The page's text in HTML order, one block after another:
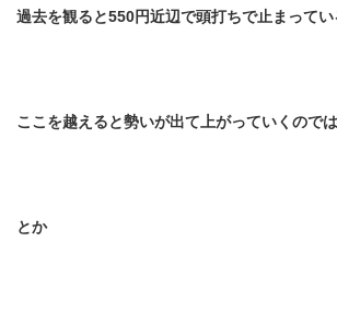
過去を観ると550円近辺で頭打ちで止まってい
ここを越えると勢いが出て上がっていくので
とか